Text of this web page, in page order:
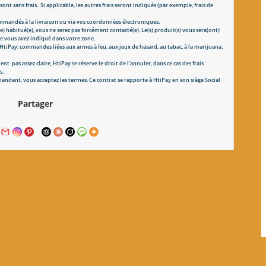
sans frais. Si applicable, les autres frais seront indiqués (par exemple, frais de
à la livraison ou via vos coordonnées électroniques.
habitué(e), vous ne serez pas forcément contacté(e). Le(s) produit(s) vous sera(ont)
vous avez indiqué dans votre zone.
commandes liées aux armes à feu, aux jeux de hasard, au tabac, à la marijuana,
pas assez claire, HtiPay se réserve le droit de l’annuler, dans ce cas des frais
vous acceptez les termes. Ce contrat se rapporte à HtiPay en son siège Social
Partager